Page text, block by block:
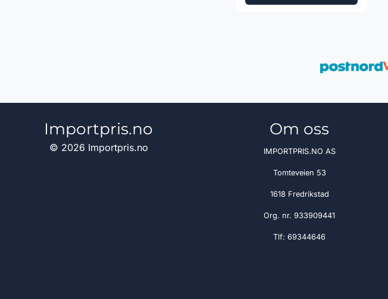
Importpris.no
© 2026 Importpris.no
Om oss
IMPORTPRIS.NO AS
Tomteveien 53
1618 Fredrikstad
Org. nr. 933909441
Tlf:69344646